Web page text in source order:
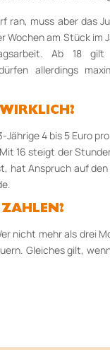
ran, muss aber das
Wochen am Stück im
Ab 18 gilt
allerdings
4 bis 5 Euro
16 steigt der
hat Anspruch auf
ZAHLEN?
nicht mehr als drei
Gleiches gilt,